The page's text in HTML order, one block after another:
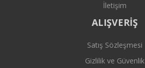
İletişim
ALIŞVERİŞ
Satış Sözleşmesi
Gizlilik ve Güvenlik